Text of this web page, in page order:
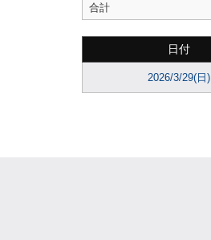
合計
日付
2026/3/29(日)